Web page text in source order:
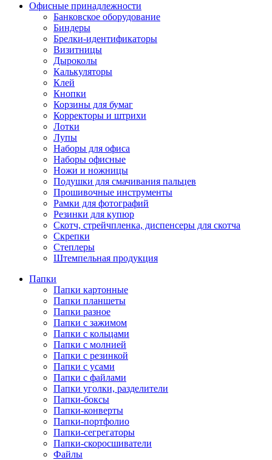
Офисные принадлежности
Банковское оборудование
Биндеры
Брелки-идентификаторы
Визитницы
Дыроколы
Калькуляторы
Клей
Кнопки
Корзины для бумаг
Корректоры и штрихи
Лотки
Лупы
Наборы для офиса
Наборы офисные
Ножи и ножницы
Подушки для смачивания пальцев
Прошивочные инструменты
Рамки для фотографий
Резинки для купюр
Скотч, стрейчпленка, диспенсеры для скотча
Скрепки
Степлеры
Штемпельная продукция
Папки
Папки картонные
Папки планшеты
Папки разное
Папки с зажимом
Папки с кольцами
Папки с молнией
Папки с резинкой
Папки с усами
Папки с файлами
Папки уголки, разделители
Папки-боксы
Папки-конверты
Папки-портфолио
Папки-сегрегаторы
Папки-скоросшиватели
Файлы